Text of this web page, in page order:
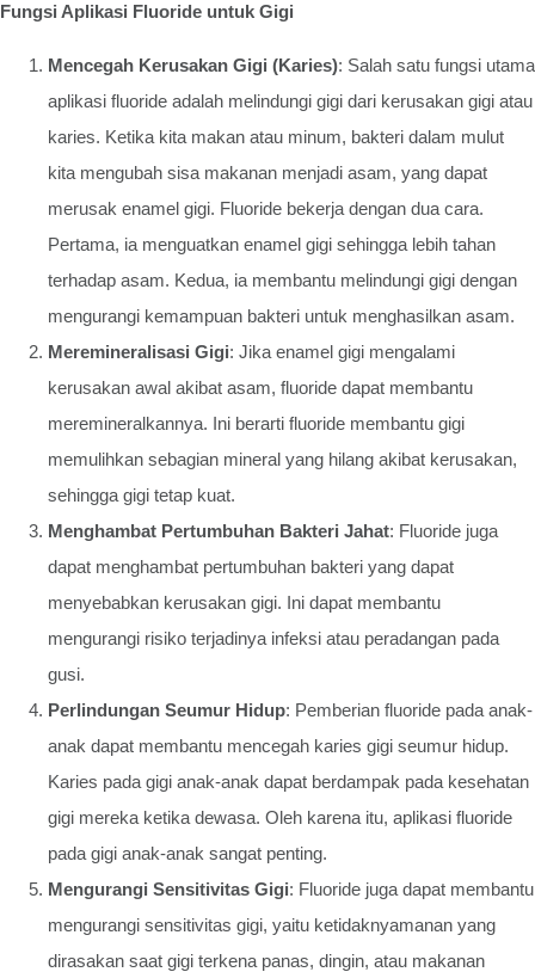
Fungsi Aplikasi Fluoride untuk Gigi
Mencegah Kerusakan Gigi (Karies): Salah satu fungsi utama
aplikasi fluoride adalah melindungi gigi dari kerusakan gigi atau
karies. Ketika kita makan atau minum, bakteri dalam mulut
kita mengubah sisa makanan menjadi asam, yang dapat
merusak enamel gigi. Fluoride bekerja dengan dua cara.
Pertama, ia menguatkan enamel gigi sehingga lebih tahan
terhadap asam. Kedua, ia membantu melindungi gigi dengan
mengurangi kemampuan bakteri untuk menghasilkan asam.
Meremineralisasi Gigi: Jika enamel gigi mengalami
kerusakan awal akibat asam, fluoride dapat membantu
meremineralkannya. Ini berarti fluoride membantu gigi
memulihkan sebagian mineral yang hilang akibat kerusakan,
sehingga gigi tetap kuat.
Menghambat Pertumbuhan Bakteri Jahat: Fluoride juga
dapat menghambat pertumbuhan bakteri yang dapat
menyebabkan kerusakan gigi. Ini dapat membantu
mengurangi risiko terjadinya infeksi atau peradangan pada
gusi.
Perlindungan Seumur Hidup: Pemberian fluoride pada anak-
anak dapat membantu mencegah karies gigi seumur hidup.
Karies pada gigi anak-anak dapat berdampak pada kesehatan
gigi mereka ketika dewasa. Oleh karena itu, aplikasi fluoride
pada gigi anak-anak sangat penting.
Mengurangi Sensitivitas Gigi: Fluoride juga dapat membantu
mengurangi sensitivitas gigi, yaitu ketidaknyamanan yang
dirasakan saat gigi terkena panas, dingin, atau makanan